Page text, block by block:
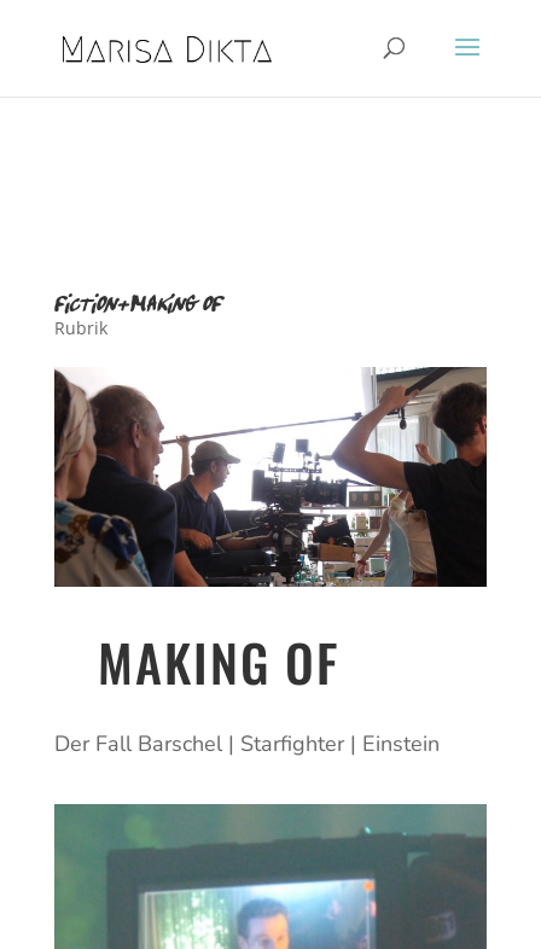
fiction+making of
Rubrik
MAKING OF
Der Fall Barschel | Starfighter | Einstein